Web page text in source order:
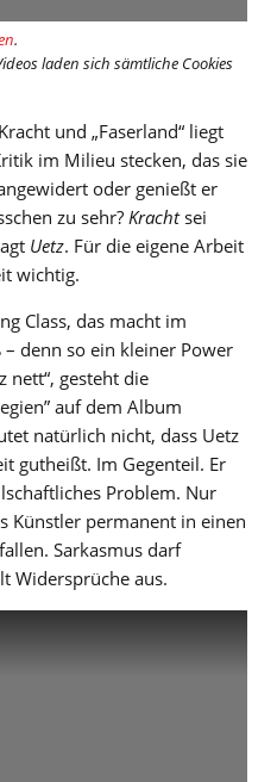
.
laden sich sämtliche Cookies
und „Faserland“ liegt
im Milieu stecken, das sie
oder genießt er
zu sehr? Krachtsei
Uetz. Für die eigene Arbeit
wichtig.
Class, das macht im
denn so ein kleiner Power
nett“, gesteht die
auf dem Album
natürlich nicht, dass Uetz
gutheißt. Im Gegenteil. Er
Problem. Nur
Künstler permanent in einen
Sarkasmus darf
Widersprüche aus.